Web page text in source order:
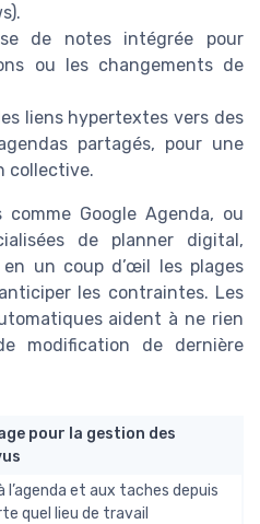
de notes intégrée pour
ou les changements de
liens hypertextes vers des
partagés, pour une
collective.
comme Google Agenda, ou
de planner digital,
un coup d’œil les plages
les contraintes. Les
aident à ne rien
modification de dernière
pour la gestion des
l’agenda et aux taches depuis
quel lieu de travail